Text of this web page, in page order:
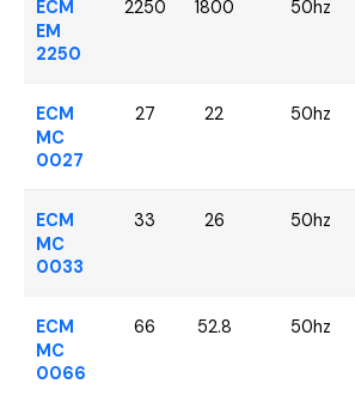
ECM
EM
2250
2250 1800 50hz
ECM
MC
0027
27 22 50hz
ECM
MC
0033
33 26 50hz
ECM
MC
0066
66 52.8 50hz